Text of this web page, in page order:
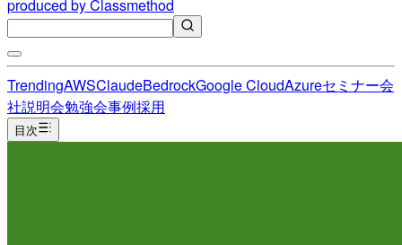
produced by Classmethod
TrendingAWSClaudeBedrockGoogle CloudAzureセミナー会
社説明会勉強会事例採用
目次